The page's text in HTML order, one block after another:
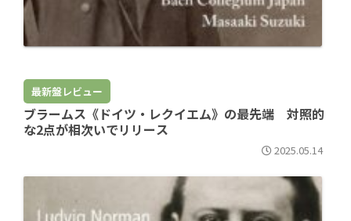
最新盤レビュー
ブラームス《ドイツ・レクイエム》の最先端 対照的
な2点が相次いでリリース
2025.05.14